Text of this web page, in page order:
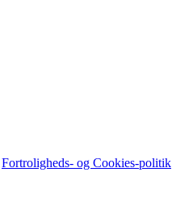
Fortroligheds- og Cookies-politik